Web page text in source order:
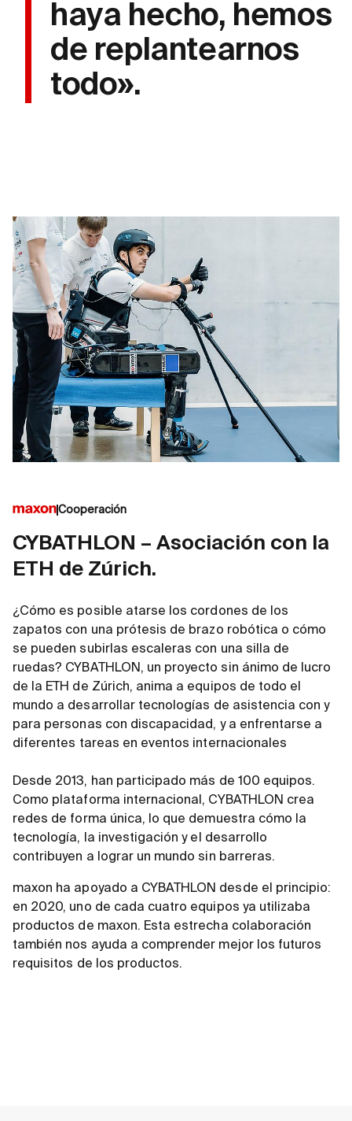
haya hecho, hemos
de replantearnos
todo».
Cooperación
CYBATHLON – Asociación con la
ETH de Zúrich.
¿Cómo es posible atarse los cordones de los
zapatos con una prótesis de brazo robótica o cómo
se pueden subirlas escaleras con una silla de
ruedas? CYBATHLON, un proyecto sin ánimo de lucro
de la ETH de Zúrich, anima a equipos de todo el
mundo a desarrollar tecnologías de asistencia con y
para personas con discapacidad, y a enfrentarse a
diferentes tareas en eventos internacionales
Desde 2013, han participado más de 100 equipos.
Como plataforma internacional, CYBATHLON crea
redes de forma única, lo que demuestra cómo la
tecnología, la investigación y el desarrollo
contribuyen a lograr un mundo sin barreras.
maxon ha apoyado a CYBATHLON desde el principio:
en 2020, uno de cada cuatro equipos ya utilizaba
productos de maxon. Esta estrecha colaboración
también nos ayuda a comprender mejor los futuros
requisitos de los productos.